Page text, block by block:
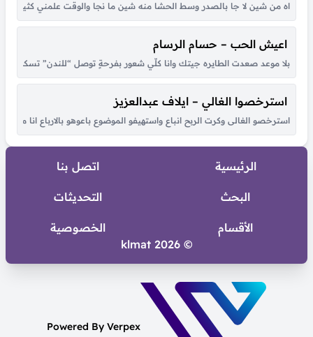
اه من شين لا جا بالصدر وسط الحشا منه شين ما نجا والوقت علمني كثير
اعيش الحب – حسام الرسام
بلا موعد صعدت الطايره جيتك وانا كلّي شعور بفرحةٍ توصل “للندن”
استرخصوا الغالي – ايلاف عبدالعزيز
استرخصو الغالى وكرت الربح انباع واستهيفو الموضوع باعوهو بالارباع انا
الرئيسية اتصل بنا
البحث التحديثات
الأقسام
الخصوصية
© 2026 klmat
Powered By Verpex